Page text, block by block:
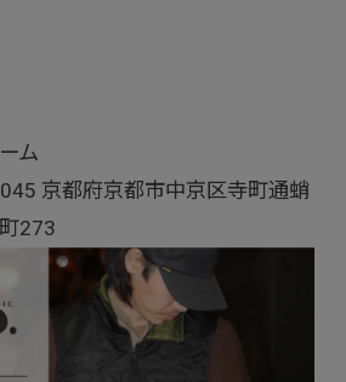
ム
京都府京都市中京区寺町通蛸
273